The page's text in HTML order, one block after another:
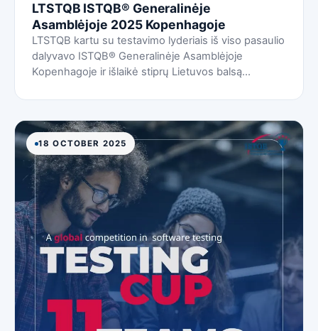
LTSTQB ISTQB® Generalinėje
Asamblėjoje 2025 Kopenhagoje
LTSTQB kartu su testavimo lyderiais iš viso pasaulio
dalyvavo ISTQB® Generalinėje Asamblėjoje
Kopenhagoje ir išlaikė stiprų Lietuvos balsą
18 OCTOBER 2025